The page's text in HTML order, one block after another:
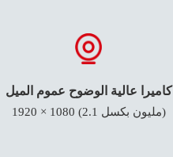
كاميرا عالية الوضوح عموم الميل
1920 × 1080 (2.1 مليون بكسل)